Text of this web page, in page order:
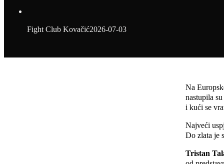
Fight Club Kovačić2026-07-03
Na
nastupila
i kući se
Najveći
Do zlata je
Tristan